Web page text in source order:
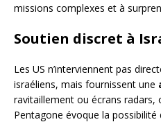
missions complexes et à
Soutien discret à
Les US n’interviennent pas
israéliens, mais fournissent une
ravitaillement ou écrans radars,
Pentagone évoque la